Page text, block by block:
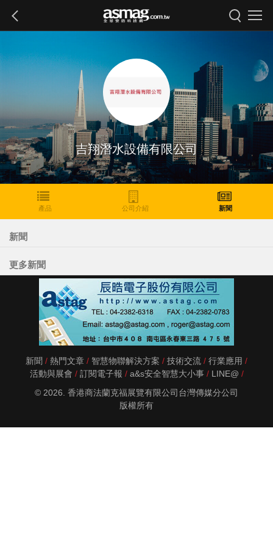
吉翔潛水設備有限公司
產品 公司介紹 新聞
新聞
更多新聞
新聞 熱門文章 智慧物聯解決方案 技術交流
行業應用
活動與展會
訂閱電子報 a&s安全智慧大小事
LINE@
© 2026. 香港商法蘭克福展覽有限公司台灣傳媒分公司
版權所有